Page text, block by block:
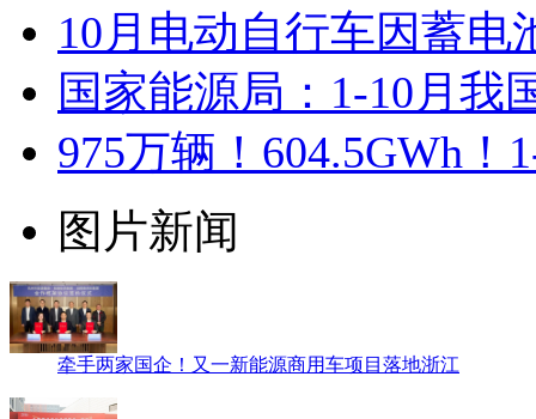
10月电动自行车因蓄电
国家能源局：1-10月我
975万辆！604.5GWh
图片新闻
牵手两家国企！又一新能源商用车项目落地浙江